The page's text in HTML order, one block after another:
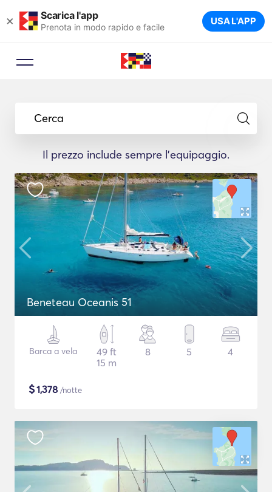
× Scarica l'app
Prenota in modo rapido e facile USA L'APP
Cerca
Il prezzo include sempre l'equipaggio.
Beneteau Oceanis 51
Barca a vela
49 ft
15 m
8 5 4
$1,378 /notte